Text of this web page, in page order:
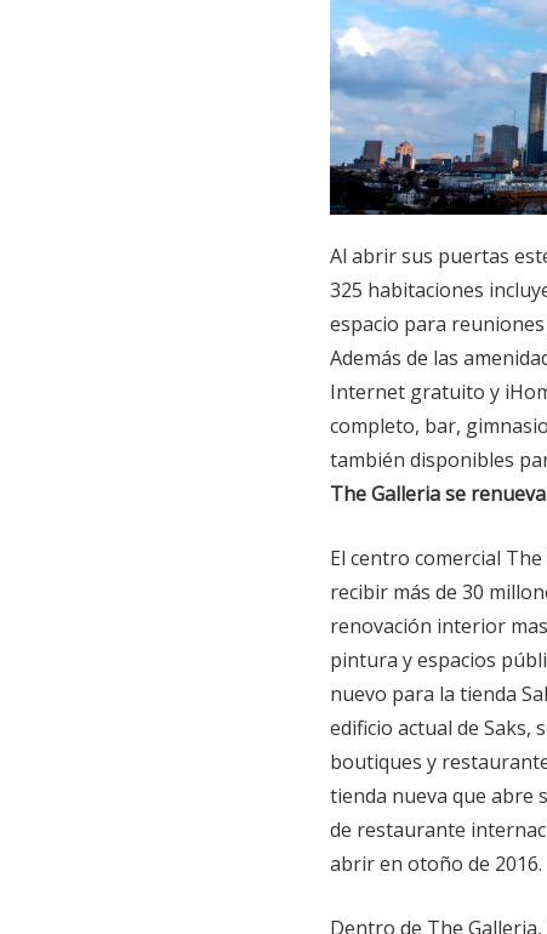
Al abrir sus puertas
325 habitaciones
espacio para
Además de las
Internet gratuito y
completo, bar,
también disponibles
The Galleria se renueva
El centro comercial
recibir más de 30
renovación interior
pintura y espacios
nuevo para la tienda
edificio actual de Saks,
boutiques y
tienda nueva que abre
de restaurante
abrir en otoño de 2016.
Dentro de The